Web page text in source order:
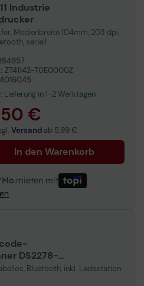
Industrie
Medienbreite 104mm, 203 dpi,
seriell
ZT41142-T0E0000Z
: Lieferung in 1-2 Werktagen
€
Versand ab 5,99 €
In den Warenkorb
mieten mit
DS2278-
- USB Kit
Bluetooth, inkl. Ladestation